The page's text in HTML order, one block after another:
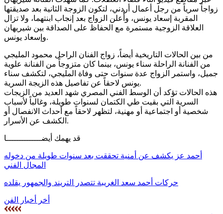
زواجاً سرياً من رجل أعمال أردني، لتكون الزوجة الثانية بعد صديقتها
المقربة إسعاد يونس، وأُعلن الزواج بعد إنجاب ابنتهما، ولا تزال
العلاقة الزوجية مستمرة مع الحفاظ على الصداقة بين شيريهان
وإسعاد يونس.
من بين الحالات التاريخية أيضاً، زواج الفنان الراحل محمود المليجي
من الفنانة الراحلة سناء يونس، بينما كان متزوجاً من الفنانة علوية
جميل، واستمر الزواج عدة سنوات حتى وفاة المليجي، لتكشف سناء
يونس لاحقاً عن تفاصيل هذه الزيجة السرية.
هذه الحالات تؤكد أن الوسط الفني المصري شهد العديد من الزيجات
السرية التي بقيت طي الكتمان لسنوات طويلة، وغالباً لأسباب
شخصية أو اجتماعية أو مهنية، لتظهر لاحقاً مع أحداث الانفصال أو
الكشف عن الأسرار.
قد يهمك أيضــــــــــــــا
أحمد عز يكشف عن أمنية تحققت بعد سنوات طويلة من دخوله
المجال الفني
حركات أحمد سعد الغريبة تتصدر التريند والجمهور يقلده
أخر أخبار الفن